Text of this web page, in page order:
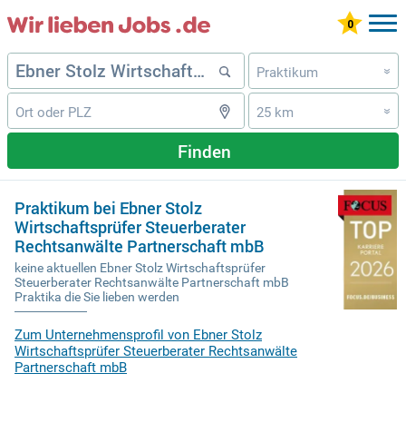
Praktikum »
25 km »
Finden
Praktikum bei Ebner Stolz
Wirtschaftsprüfer Steuerberater
Rechtsanwälte Partnerschaft mbB
keine aktuellen Ebner Stolz Wirtschaftsprüfer
Steuerberater Rechtsanwälte Partnerschaft mbB
Praktika die Sie lieben werden
Zum Unternehmensprofil von Ebner Stolz
Wirtschaftsprüfer Steuerberater Rechtsanwälte
Partnerschaft mbB